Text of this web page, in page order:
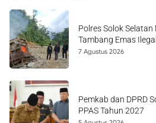
Polres Solok
Tambang Emas
7 Agustus 2026
Pemkab dan DPRD
PPAS Tahun 2027